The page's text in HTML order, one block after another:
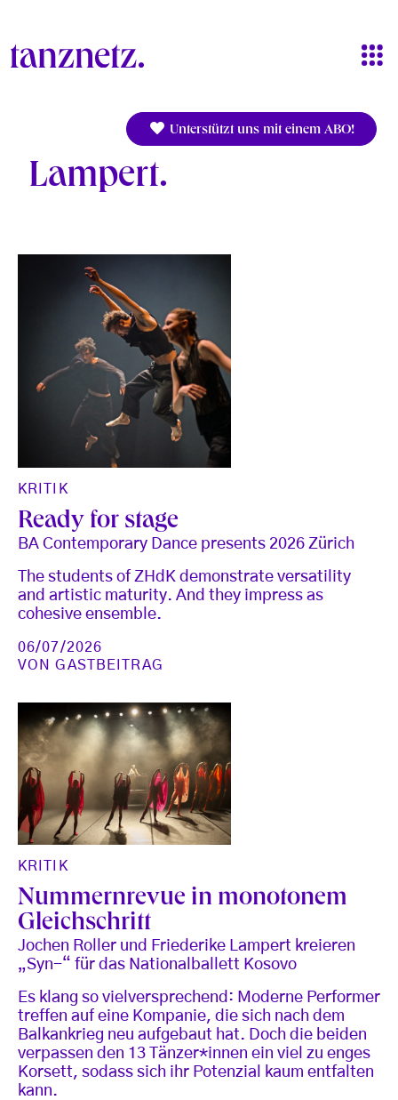
Unterstützt uns mit einem ABO!
Lampert
KRITIK
Ready for stage
BA Contemporary Dance presents 2026 Zürich
The students of ZHdK demonstrate versatility
and artistic maturity. And they impress as
cohesive ensemble.
06/07/2026
VONGASTBEITRAG
KRITIK
Nummernrevue in monotonem
Gleichschritt
Jochen Roller und Friederike Lampert kreieren
„Syn-“ für das Nationalballett Kosovo
Es klang so vielversprechend: Moderne Performer
treffen auf eine Kompanie, die sich nach dem
Balkankrieg neu aufgebaut hat. Doch die beiden
verpassen den 13 Tänzer*innen ein viel zu enges
Korsett, sodass sich ihr Potenzial kaum entfalten
kann.